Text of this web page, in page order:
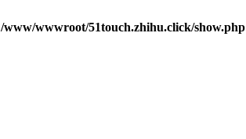
/www/wwwroot/51touch.zhihu.click/show.php